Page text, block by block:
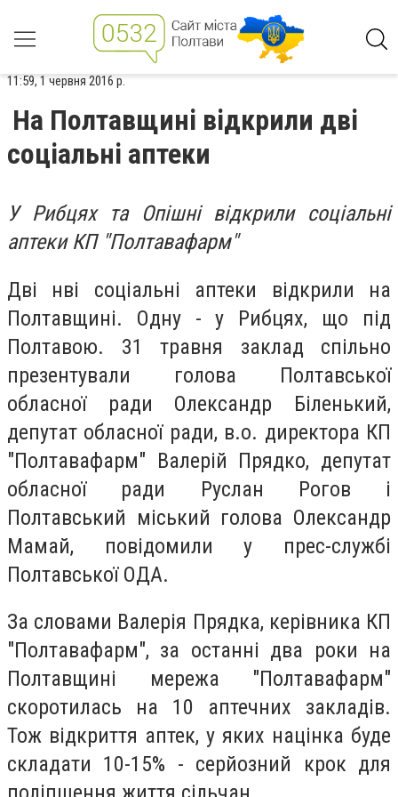
11:59, 1 червня 2016 р.
На Полтавщині відкрили дві
соціальні аптеки
У Рибцях та Опішні відкрили соціальні
аптеки КП "Полтавафарм"
Дві нві соціальні аптеки відкрили на
Полтавщині. Одну - у Рибцях, що під
Полтавою. 31 травня заклад спільно
презентували голова Полтавської
обласної ради Олександр Біленький,
депутат обласної ради, в.о. директора КП
"Полтавафарм" Валерій Прядко, депутат
обласної ради Руслан Рогов і
Полтавський міський голова Олександр
Мамай, повідомили у прес-службі
Полтавської ОДА.
За словами Валерія Прядка, керівника КП
"Полтавафарм", за останні два роки на
Полтавщині мережа "Полтавафарм"
скоротилась на 10 аптечних закладів.
Тож відкриття аптек, у яких націнка буде
складати 10-15% - серйозний крок для